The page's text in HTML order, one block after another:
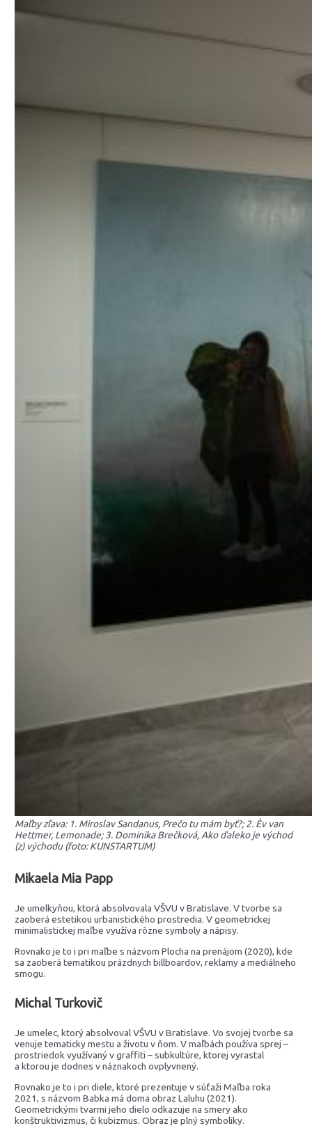
Maľby zľava: 1. Miroslav Sandanus, Prečo tu mám byť?; 2. Èv van
Hettmer, Lemonade; 3. Dominika Brečková, Ako ďaleko je východ
(z) východu (foto: KUNSTARTUM)
Mikaela Mia Papp
Je umelkyňou, ktorá absolvovala VŠVU v Bratislave. V tvorbe sa
zaoberá estetikou urbanistického prostredia. V geometrickej
minimalistickej maľbe využíva rôzne symboly a nápisy.
Rovnako je to i pri maľbe s názvom Plocha na prenájom (2020), kde
sa zaoberá tematikou prázdnych billboardov, reklamy a mediálneho
smogu.
Michal Turkovič
Je umelec, ktorý absolvoval VŠVU v Bratislave. Vo svojej tvorbe sa
venuje tematicky mestu a životu v ňom. V maľbách používa sprej –
prostriedok využívaný v graffiti – subkultúre, ktorej vyrastal
a ktorou je dodnes v náznakoch ovplyvnený.
Rovnako je to i pri diele, ktoré prezentuje v súťaži Maľba roka
2021, s názvom Babka má doma obraz Laluhu (2021).
Geometrickými tvarmi jeho dielo odkazuje na smery ako
konštruktivizmus, či kubizmus. Obraz je plný symboliky.